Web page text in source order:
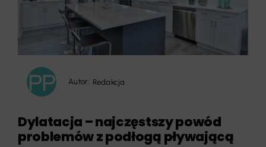
Autor: Redakcja
Dylatacja – najczęstszy powód
problemów z podłogą pływającą